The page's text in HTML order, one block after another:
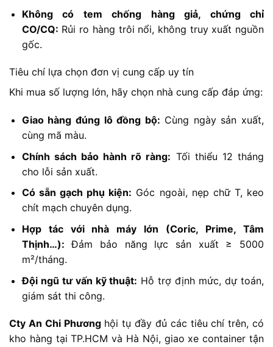
Không có tem chống hàng giả, chứng chỉ
CO/CQ: Rủi ro hàng trôi nổi, không truy xuất nguồn
gốc.
Tiêu chí lựa chọn đơn vị cung cấp uy tín
Khi mua số lượng lớn, hãy chọn nhà cung cấp đáp ứng:
Giao hàng đúng lô đồng bộ: Cùng ngày sản xuất,
cùng mã màu.
Chính sách bảo hành rõ ràng: Tối thiểu 12 tháng
cho lỗi sản xuất.
Có sẵn gạch phụ kiện: Góc ngoài, nẹp chữ T, keo
chít mạch chuyên dụng.
Hợp tác với nhà máy lớn (Coric, Prime, Tâm
Thịnh…): Đảm bảo năng lực sản xuất ≥ 5000
m²/tháng.
Đội ngũ tư vấn kỹ thuật: Hỗ trợ định mức, dự toán,
giám sát thi công.
Cty An Chi Phươnghội tụ đầy đủ các tiêu chí trên, có
kho hàng tại TP.HCM và Hà Nội, giao xe container tận